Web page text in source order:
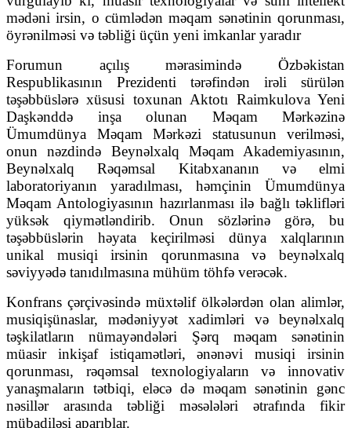
mədəni irsin, o cümlədən məqam sənətinin qorunması,
öyrənilməsi və təbliği üçün yeni imkanlar yaradır
Forumun açılış mərasimində Özbəkistan
Respublikasının Prezidenti tərəfindən irəli sürülən
təşəbbüslərə xüsusi toxunan Aktotı Raimkulova Yeni
Daşkənddə inşa olunan Məqam Mərkəzinə
Ümumdünya Məqam Mərkəzi statusunun verilməsi,
onun nəzdində Beynəlxalq Məqam Akademiyasının,
Beynəlxalq Rəqəmsal Kitabxananın və elmi
laboratoriyanın yaradılması, həmçinin Ümumdünya
Məqam Antologiyasının hazırlanması ilə bağlı təklifləri
yüksək qiymətləndirib. Onun sözlərinə görə, bu
təşəbbüslərin həyata keçirilməsi dünya xalqlarının
unikal musiqi irsinin qorunmasına və beynəlxalq
səviyyədə tanıdılmasına mühüm töhfə verəcək.
Konfrans çərçivəsində müxtəlif ölkələrdən olan alimlər,
musiqişünaslar, mədəniyyət xadimləri və beynəlxalq
təşkilatların nümayəndələri Şərq məqam sənətinin
müasir inkişaf istiqamətləri, ənənəvi musiqi irsinin
qorunması, rəqəmsal texnologiyaların və innovativ
yanaşmaların tətbiqi, eləcə də məqam sənətinin gənc
nəsillər arasında təbliği məsələləri ətrafında fikir
mübadiləsi aparıblar.